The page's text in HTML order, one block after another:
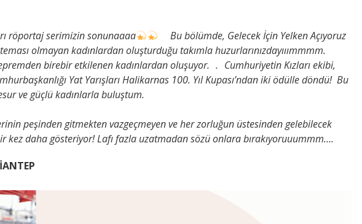
röportaj serimizin sonunaaaa
Bu bölümde, Gelecek İçin Yelken Açıyoruz
olmayan kadınlardan oluşturduğu takımla huzurlarınızdayııımmmm.
birebir etkilenen kadınlardan oluşuyor. . Cumhuriyetin Kızları ekibi,
Yat Yarışları Halikarnas 100. Yıl Kupası’ndan iki ödülle döndü! Bu
ve güçlü kadınlarla buluştum.
peşinden gitmekten vazgeçmeyen ve her zorluğun üstesinden gelebilecek
kez daha gösteriyor! Lafı fazla uzatmadan sözü onlara bırakıyoruuummm….